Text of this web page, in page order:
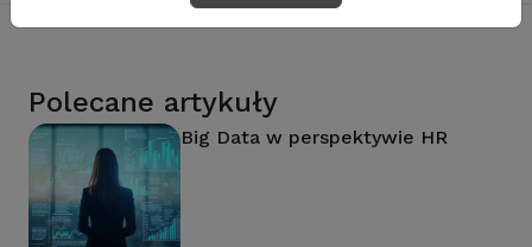
Polecane artykuły
Big Data w perspektywie HR